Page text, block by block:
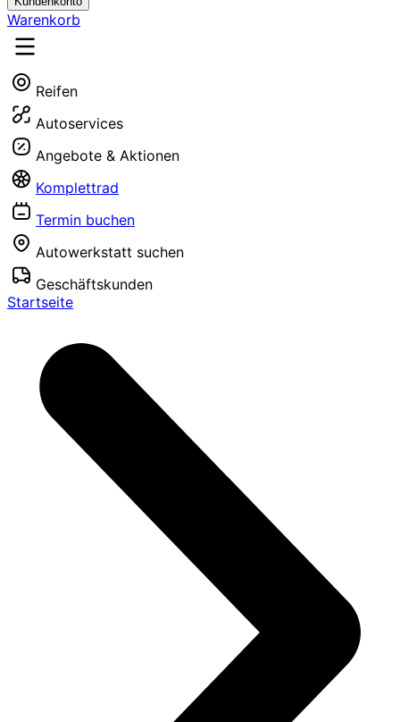
Warenkorb
Reifen
Autoservices
Angebote & Aktionen
Komplettrad
Termin buchen
Autowerkstatt suchen
Geschäftskunden
Startseite